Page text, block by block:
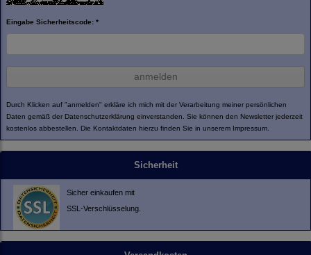
Eingabe Sicherheitscode: *
anmelden
Durch Klicken auf "anmelden" erkläre ich mich mit der Verarbeitung meiner persönlichen
Daten gemäß der Datenschutzerklärung einverstanden. Sie können den Newsletter jederzeit
kostenlos abbestellen. Die Kontaktdaten hierzu finden Sie in unserem Impressum.
Sicherheit
Sicher einkaufen mit
SSL-Verschlüsselung.